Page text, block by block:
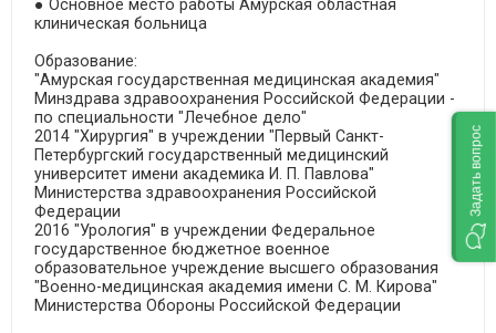
● Основное место работы Амурская областная
клиническая больница
Образование:
"Амурская государственная медицинская академия"
Минздрава здравоохранения Российской Федерации -
по специальности "Лечебное дело"
2014 "Хирургия" в учреждении "Первый Санкт-
Петербургский государственный медицинский
университет имени академика И. П. Павлова"
Министерства здравоохранения Российской
Федерации
2016 "Урология" в учреждении Федеральное
государственное бюджетное военное
образовательное учреждение высшего образования
"Военно-медицинская академия имени С. М. Кирова"
Министерства Обороны Российской Федерации
Задать вопрос